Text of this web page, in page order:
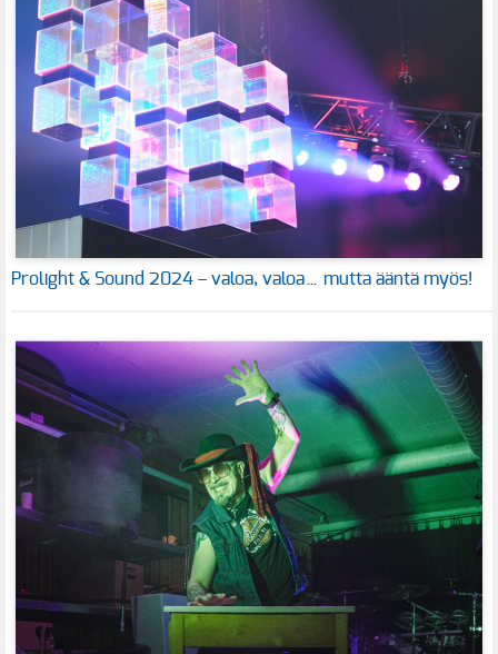
Prolight & Sound 2024 – valoa, valoa… mutta ääntä myös!